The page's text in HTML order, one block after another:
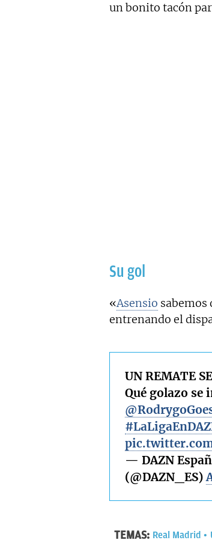
un bonito tacón
Su gol
«Asensio sabemos
entrenando el
UN REMATE
Qué golazo se
— DAZN
(@DAZN_ES)
TEMAS: Real Madrid